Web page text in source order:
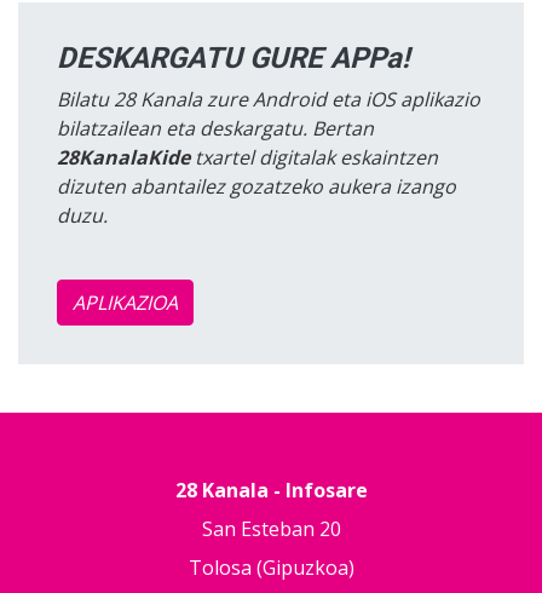
DESKARGATU GURE APPa!
Bilatu 28 Kanala zure Android eta iOS aplikazio
bilatzailean eta deskargatu. Bertan
28KanalaKidetxartel digitalak eskaintzen
dizuten abantailez gozatzeko aukera izango
duzu.
APLIKAZIOA
28 Kanala - Infosare
San Esteban 20
Tolosa (Gipuzkoa)